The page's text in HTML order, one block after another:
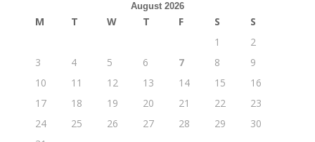
August 2026
M T W T F S
S
1
2
3
4 5 6 7 8
9
10
11 12 13 14 15
16
17
18 19 20 21 22
23
24
25 26 27 28 29
30